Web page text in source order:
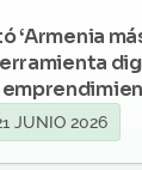
‘Armenia
JUNIO 2026